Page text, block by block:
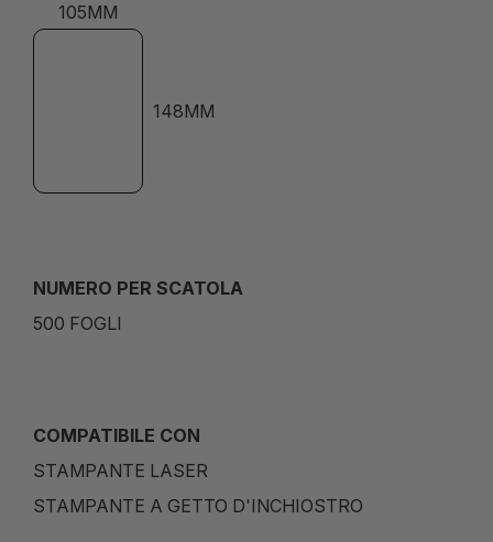
105MM
148MM
NUMERO PER SCATOLA
500 FOGLI
COMPATIBILE CON
STAMPANTE LASER
STAMPANTE A GETTO D'INCHIOSTRO